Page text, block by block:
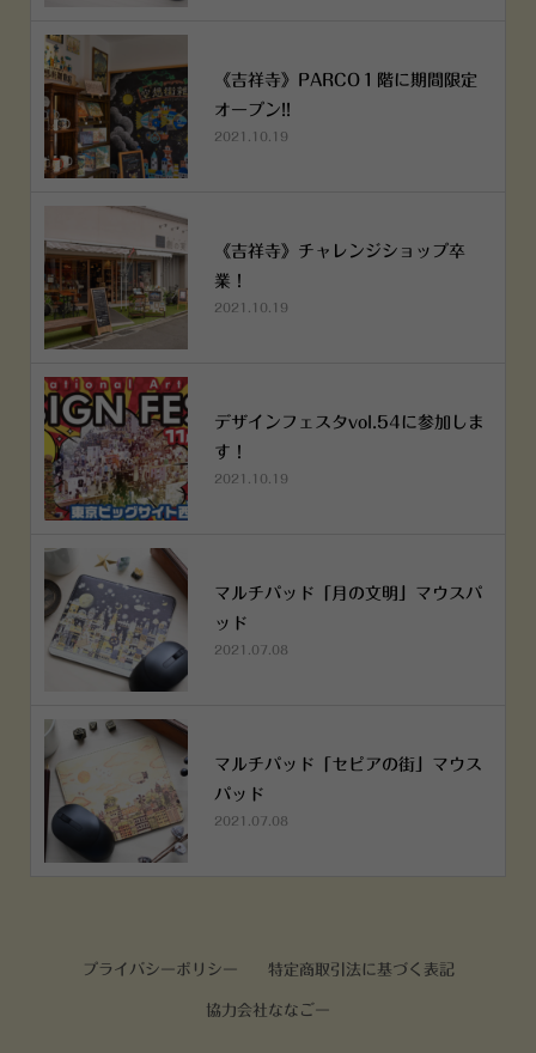
《吉祥寺》PARCO１階に期間限定
オープン!!
2021.10.19
《吉祥寺》チャレンジショップ卒
業！
2021.10.19
デザインフェスタvol.54に参加しま
す！
2021.10.19
マルチパッド「月の文明」マウスパ
ッド
2021.07.08
マルチパッド「セピアの街」マウス
パッド
2021.07.08
プライバシーポリシー 特定商取引法に基づく表記
協力会社ななごー